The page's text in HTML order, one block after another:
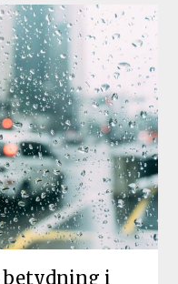
betydning i